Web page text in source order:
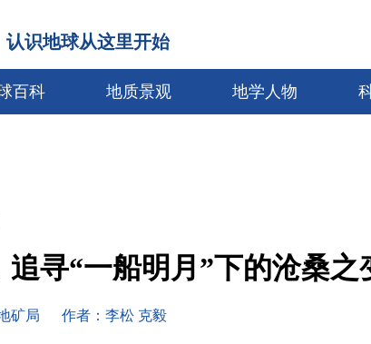
认识地球从这里开始
百科 地质景观 地学人物
寻“一船明月”下的沧桑之
矿局 作者：李松 克毅